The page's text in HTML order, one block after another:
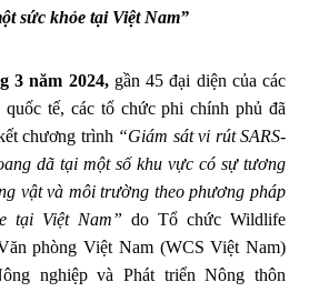
sức khỏe tại Việt Nam”
3 năm 2024,gần 45 đại diện của các
tế, các tổ chức phi chính phủ đã
chương trình “Giám sát vi rút SARS-
dã tại một số khu vực có sự tương
vật và môi trường theo phương pháp
tại Việt Nam” do Tổ chức Wildlife
phòng Việt Nam (WCS Việt Nam)
nghiệp và Phát triển Nông thôn